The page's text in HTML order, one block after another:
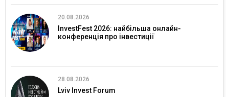
20.08.2026
InvestFest 2026: найбільша онлайн-
конференція про інвестиції
28.08.2026
Lviv Invest Forum